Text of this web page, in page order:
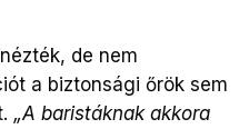
de nem
a biztonsági őrök sem
„A baristáknak akkora